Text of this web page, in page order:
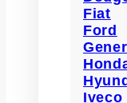
Fiat
Ford
Iveco